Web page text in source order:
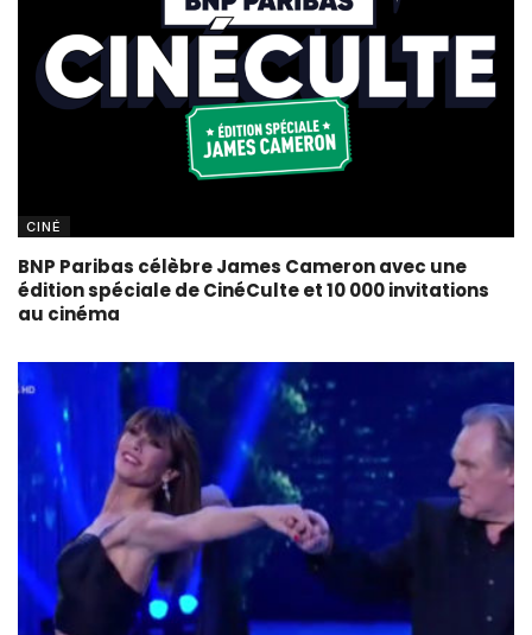
CINÉ
BNP Paribas célèbre James Cameron avec une
édition spéciale de CinéCulte et 10 000 invitations
au cinéma